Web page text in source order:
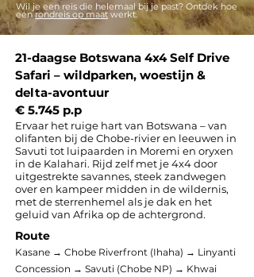
Wil je een reis die helemaal bij je past? Ontdek hoe
eenrondreis op maat werkt.
21-daagse Botswana 4x4 Self Drive
Safari – wildparken, woestijn &
delta-avontuur
€ 5.745 p.p
Ervaar het ruige hart van Botswana – van
olifanten bij de Chobe-rivier en leeuwen in
Savuti tot luipaarden in Moremi en oryxen
in de Kalahari. Rijd zelf met je 4x4 door
uitgestrekte savannes, steek zandwegen
over en kampeer midden in de wildernis,
met de sterrenhemel als je dak en het
geluid van Afrika op de achtergrond.
Route
Kasane → Chobe Riverfront (Ihaha) → Linyanti
Concession → Savuti (Chobe NP) → Khwai